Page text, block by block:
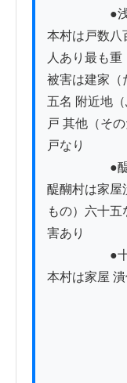
●浅
本村は戸数八
人あり最も重
被害は建家（
五名 附近地
戸 其他（そ
戸なり
●醍
醍醐村は家屋
もの）六十
害あり
●十文
本村は家屋